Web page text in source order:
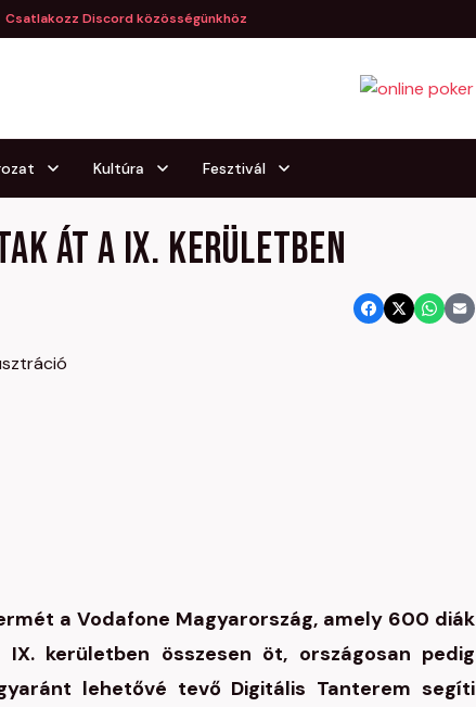
Csatlakozz Discord közösségünkhöz
Kultúra Fesztivál
át a IX. kerületben
a Vodafone Magyarország, amely 600 diák
kerületben összesen öt, országosan pedig
lehetővé tevő Digitális Tanterem segíti